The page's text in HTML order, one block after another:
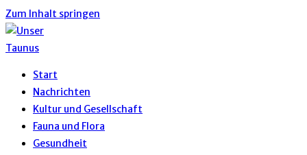
Zum Inhalt springen
Start
Nachrichten
Kultur und Gesellschaft
Fauna und Flora
Gesundheit